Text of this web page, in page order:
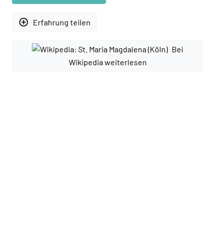
add_circle_outline Erfahrung teilen
Bei
Wikipedia weiterlesen